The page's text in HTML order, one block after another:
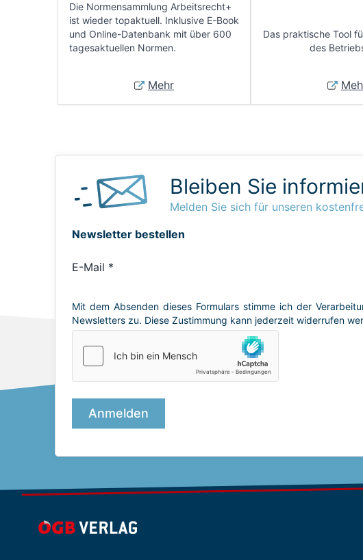
Die Normensammlung Arbeitsrecht+
ist wieder topaktuell. Inklusive E-Book
und Online-Datenbank mit über 600
tagesaktuellen Normen.
Mehr
Das praktische Tool
des
Bleiben Sie
Melden Sie sich für unseren